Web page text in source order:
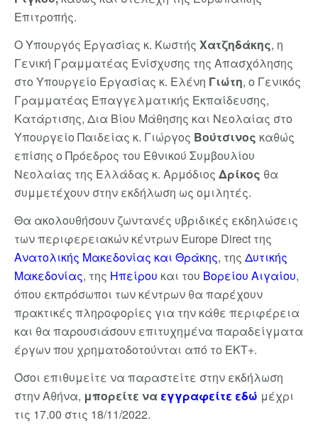
Επιτροπής.
Ο Υπουργός Εργασίας κ. Κωστής Χατζηδάκης, η
Γενική Γραμματέας Ενίσχυσης της Απασχόλησης
στο Υπουργείο Εργασίας κ. Ελένη Γιώτη, ο Γενικός
Γραμματέας Επαγγελματικής Εκπαίδευσης,
Κατάρτισης, Δια Βίου Μάθησης και Νεολαίας στο
Υπουργείο Παιδείας κ. Γιώργος Βούτσινος καθώς
επίσης ο Πρόεδρος του Εθνικού Συμβουλίου
Νεολαίας της Ελλάδας κ. Αρμόδιος Δρίκος θα
συμμετέχουν στην εκδήλωση ως ομιλητές.
Θα ακολουθήσουν ζωντανές υβριδικές εκδηλώσεις
των περιφερειακών κέντρων Europe Direct της
Ανατολικής Μακεδονίας και Θράκης, της Δυτικής
Μακεδονίας, της Ηπείρου και του Βορείου Αιγαίου,
όπου εκπρόσωποι των κέντρων θα παρέχουν
πρακτικές πληροφορίες για την κάθε περιφέρεια
και θα παρουσιάσουν επιτυχημένα παραδείγματα
έργων που χρηματοδοτούνται από το ΕΚΤ+.
Όσοι επιθυμείτε να παραστείτε στην εκδήλωση
στην Αθήνα, μπορείτε να εγγραφείτε εδώ μέχρι
τις 17.00 στις 18/11/2022.